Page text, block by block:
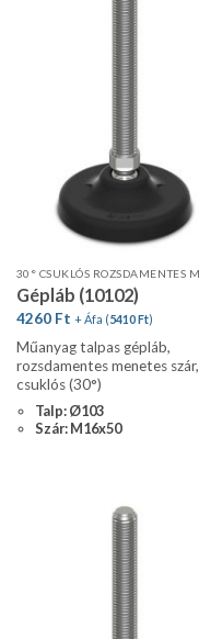
Gépláb (10102)
4260 Ft + Áfa (5410Ft)
Műanyag talpas gépláb,
rozsdamentes menetes szár,
csuklós (30°)
Talp: Ø103
Szár: M16x50